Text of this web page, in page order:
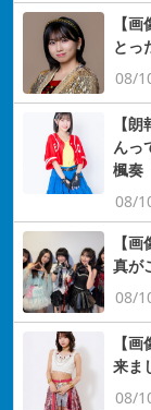
【
とっ
08/
【
んっ
楓奏
08/
【
真が
08/
【
来ま
08/